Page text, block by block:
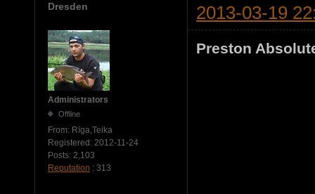
Dresden 2013-03-19
Administrators
Offline
From: Rīga,Teika
Registered: 2012-11-24
Posts: 2,103
Reputation : 313
Preston